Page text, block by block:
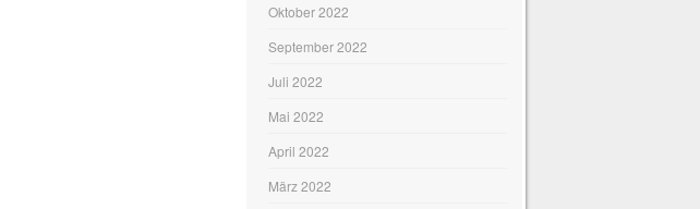
Oktober 2022
September 2022
Juli 2022
Mai 2022
April 2022
März 2022